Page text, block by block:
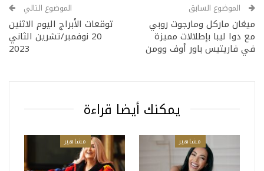
الموضوع السابق
ميغان ماركل ومارجوت روبي
مع دوا ليبا بإطلالات مميزة
في فاريتيس باور أوف وومن
الموضوع التالي
توقعات الأبراج اليوم الاثنين
20 نوفمبر/تشرين الثاني
2023
يمكنك أيضا قراءة
مشاهير مشاهير